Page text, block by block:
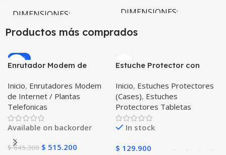
DIMENSIONES
COLOR Negro, Rosa
PULSO ADICIONAL
Goma , Metalizado
DIMENSIONES
10 × 10 × 10 cm
Productos más comprados
-20%
Enrutador Modem de
Libre Todo Operador 4G
LTE SIMCARD
Inicio, Enrutadores Modem
de Internet / Plantas
Telefonicas
Available on backorder
$645.300 $ 515.200
Estuche Protector con
Tablet Samsung Galaxy
Tab A8 10.5 2021 – 2022
SM-x200 SM-x205 Anti
golpes con soporte
Inicio, Estuches Protectores
(Cases), Estuches
Protectores Tabletas
In stock
$ 129.900